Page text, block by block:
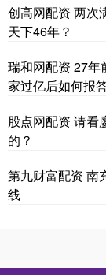
创高网配资 两次
天下46年？
瑞和网配资 27年
家过亿后如何报
股点网配资 请看
的？
第九财富配资 南
线